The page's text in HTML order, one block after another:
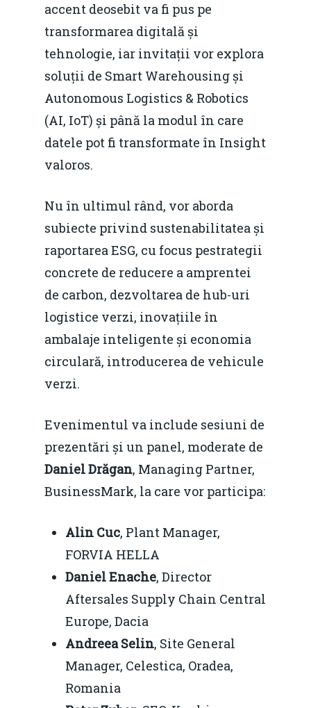
accent deosebit va fi pus pe
transformarea digitală și
tehnologie, iar invitații vor explora
soluții de Smart Warehousing și
Autonomous Logistics & Robotics
(AI, IoT) și până la modul în care
datele pot fi transformate în Insight
valoros.
Nu în ultimul rând, vor aborda
subiecte privind sustenabilitatea și
raportarea ESG, cu focus pestrategii
concrete de reducere a amprentei
de carbon, dezvoltarea de hub-uri
logistice verzi, inovațiile în
ambalaje inteligente și economia
circulară, introducerea de vehicule
verzi.
Evenimentul va include sesiuni de
prezentări și un panel, moderate de
Daniel Drăgan, Managing Partner,
BusinessMark, la care vor participa:
Alin Cuc, Plant Manager,
FORVIA HELLA
Daniel Enache, Director
Aftersales Supply Chain Central
Europe, Dacia
Andreea Selin, Site General
Manager, Celestica, Oradea,
Romania